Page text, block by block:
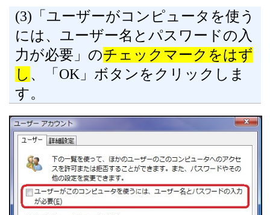
(3)「ユーザーがコンピュータを使う
には、ユーザー名とパスワードの入
力が必要」のチェックマークをはず
し 、「OK」ボタンをクリックしま
す。